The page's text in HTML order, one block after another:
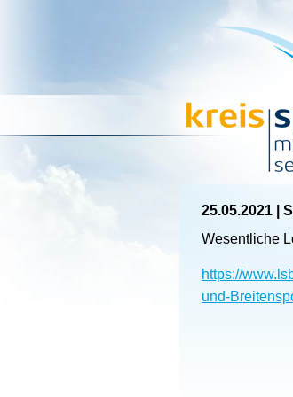
25.05.2021
Wesentliche
https://
und-